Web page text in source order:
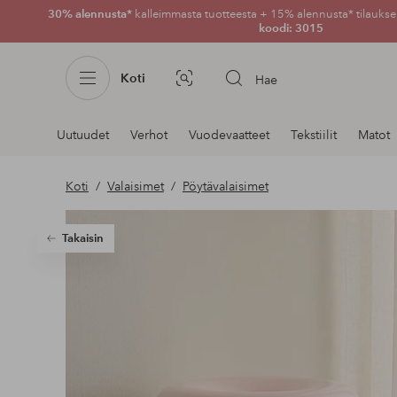
30% alennusta* kalleimmasta tuotteesta + 15% alennusta*
koodi: 3015
Koti Kuvahaku Hae
Navigointi
osastoilla
Uutuudet Verhot Vuodevaatteet Tekstiilit Matot
Koti Valaisimet Pöytävalaisimet
Takaisin